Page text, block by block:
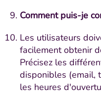
Comment puis-je
Les utilisateurs
facilement obtenir
Précisez les
disponibles (email,
les heures